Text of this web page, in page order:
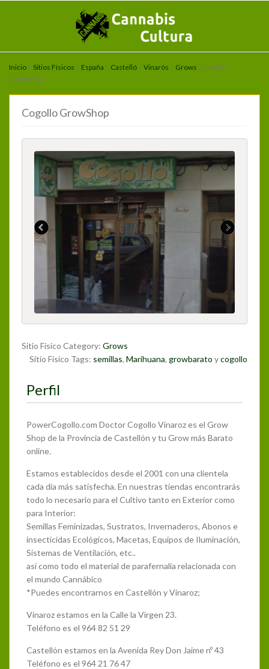
Inicio > Sitios Físicos > España > Castelló > Vinaròs > Grows > Cogollo
GrowShop
Cogollo GrowShop
Sitio Físico Category: Grows
Sitio Físico Tags: semillas, Marihuana, growbarato ycogollo
Perfil
PowerCogollo.com Doctor Cogollo Vinaroz es el Grow
Shop de la Provincia de Castellón y tu Grow más Barato
online.
Estamos establecidos desde el 2001 con una clientela
cada día más satisfecha. En nuestras tiendas encontrarás
todo lo necesario para el Cultivo tanto en Exterior como
para Interior:
Semillas Feminizadas, Sustratos, Invernaderos, Abonos e
insecticidas Ecológicos, Macetas, Equipos de Iluminación,
Sistemas de Ventilación, etc..
así como todo el material de parafernalia relacionada con
el mundo Cannábico
*Puedes encontrarnos en Castellón y Vinaroz;
Vinaroz estamos en la Calle la Virgen 23.
Teléfono es el 964 82 51 29
Castellón estamos en la Avenida Rey Don Jaime nº 43
Teléfono es el 964 21 76 47